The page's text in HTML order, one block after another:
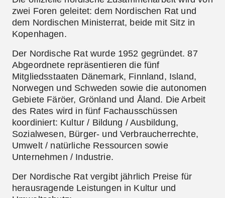
zwei Foren geleitet: dem Nordischen Rat und
dem Nordischen Ministerrat, beide mit Sitz in
Kopenhagen.
Der Nordische Ratwurde 1952 gegründet. 87
Abgeordnete repräsentieren die fünf
Mitgliedsstaaten Dänemark, Finnland, Island,
Norwegen und Schweden sowie die autonomen
Gebiete Färöer, Grönland und Åland. Die Arbeit
des Rates wird in fünf Fachausschüssen
koordiniert: Kultur / Bildung / Ausbildung,
Sozialwesen, Bürger- und Verbraucherrechte,
Umwelt / natürliche Ressourcen sowie
Unternehmen / Industrie.
Der Nordische Rat vergibt jährlich Preise für
herausragende Leistungen in Kultur und